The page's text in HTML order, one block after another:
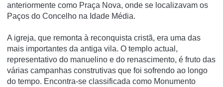
anteriormente como Praça Nova, onde se localizavam os
Paços do Concelho na Idade Média.
A igreja, que remonta à reconquista cristã, era uma das
mais importantes da antiga vila. O templo actual,
representativo do manuelino e do renascimento, é fruto das
várias campanhas construtivas que foi sofrendo ao longo
do tempo. Encontra-se classificada como Monumento